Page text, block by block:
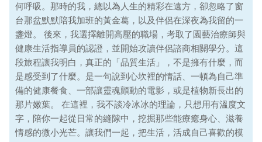
何呼吸。那時的我，總以為人生的精彩在遠方，卻忽略了窗
台那盆默默陪我加班的黃金葛，以及伴侶在深夜為我留的一
盞燈。 後來，我選擇離開高壓的職場，考取了園藝治療師與
健康生活指導員的認證，並開始攻讀伴侶諮商相關學分。這
段旅程讓我明白，真正的「品質生活」，不是擁有什麼，而
是感受到了什麼。是一句說到心坎裡的情話、一頓為自己準
備的健康餐食、一部讓靈魂顫動的電影，或是植物新長出的
那片嫩葉。 在這裡，我不談冷冰冰的理論，只想用有溫度文
字，陪你一起從日常的縫隙中，挖掘那些能療癒身心、滋養
情感的微小光芒。讓我們一起，把生活，活成自己喜歡的模